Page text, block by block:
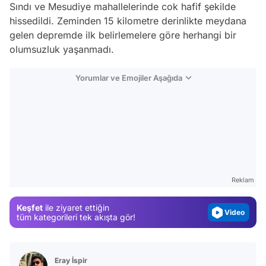
Sındı ve Mesudiye mahallelerinde cok hafif şekilde
hissedildi. Zeminden 15 kilometre derinlikte meydana
gelen depremde ilk belirlemelere göre herhangi bir
olumsuzluk yaşanmadı.
Yorumlar ve Emojiler Aşağıda
Reklam
Keşfet ile ziyaret ettiğin
tüm kategorileri tek akışta gör!
Video
Eray İspir